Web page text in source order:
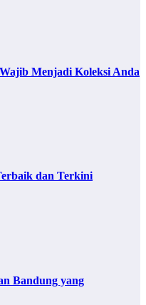
Menjadi Koleksi Anda
dan Terkini
Bandung yang